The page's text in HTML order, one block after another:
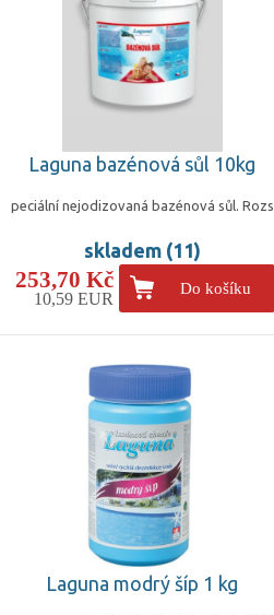
Laguna bazénová sůl 10kg
peciální nejodizovaná bazénová sůl. Rozs
skladem (11)
253,70 Kč
10,59 EUR
Do košíku
Laguna modrý šíp 1 kg